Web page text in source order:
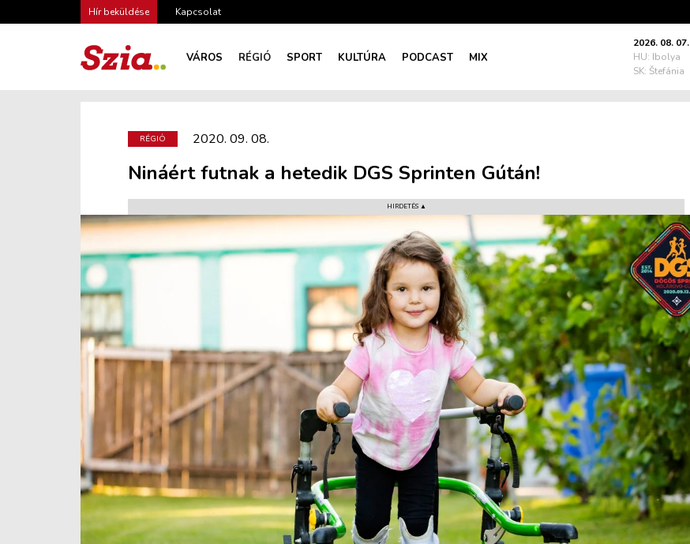
Hír beküldése Kapcsolat
VÁROS RÉGIÓ SPORT KULTÚRA PODCAST MIX
2026. 08. 07.
HU: Ibolya
SK: Štefánia
RÉGIÓ 2020. 09. 08.
Nináért futnak a hetedik DGS Sprinten Gútán!
HIRDETÉS ▲